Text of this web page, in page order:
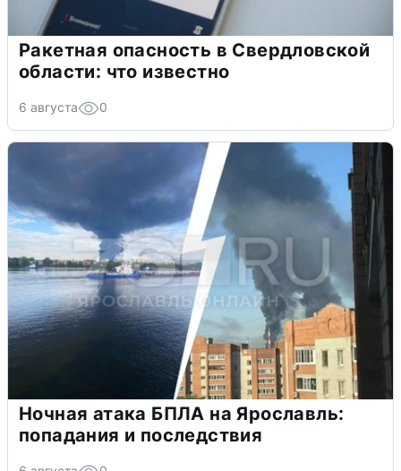
Ракетная опасность в Свердловской
области: что известно
6 августа 0
Ночная атака БПЛА на Ярославль:
попадания и последствия